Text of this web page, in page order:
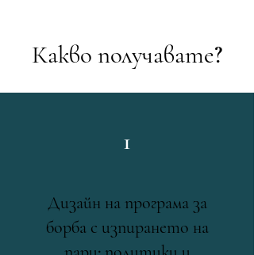
Какво получавате?
1
Дизайн на програма за
борба с изпирането на